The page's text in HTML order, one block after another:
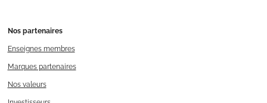
Nos partenaires
Enseignes membres
Marques partenaires
Nos valeurs